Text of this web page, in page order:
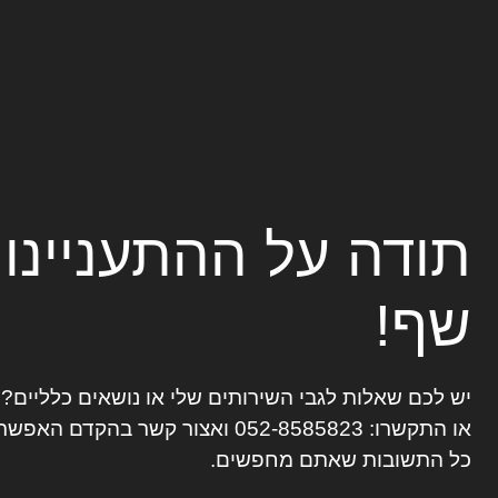
תודה על
שף!
יש לכם שאלות לגבי השירותים שלי או נושאים
או התקשרו: 052-8585823 ואצור קשר בהקדם
כל התשובות שאתם מחפשים.